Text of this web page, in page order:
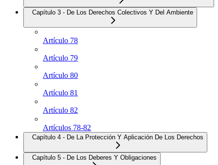
Capítulo 3 - De Los Derechos Colectivos Y Del Ambiente
Artículo 78
Artículo 79
Artículo 80
Artículo 81
Artículo 82
Artículos 78-82
Capítulo 4 - De La Protección Y Aplicación De Los Derechos
Capítulo 5 - De Los Deberes Y Obligaciones